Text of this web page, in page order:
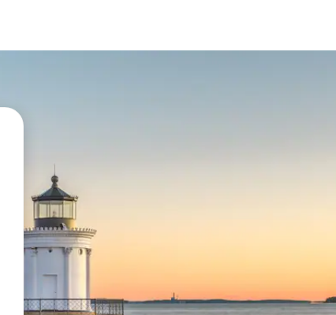
les flèches vers le haut et vers le bas, ou en appuyant